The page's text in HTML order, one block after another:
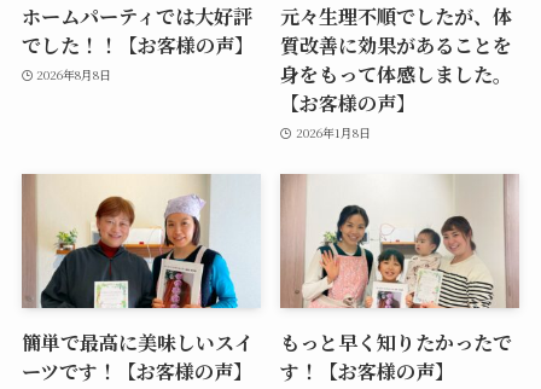
ホームパーティでは大好評
でした！！【お客様の声】
2026年8月8日
元々生理不順でしたが、体
質改善に効果があることを
身をもって体感しました。
【お客様の声】
2026年1月8日
簡単で最高に美味しいスイ
ーツです！【お客様の声】
もっと早く知りたかったで
す！【お客様の声】